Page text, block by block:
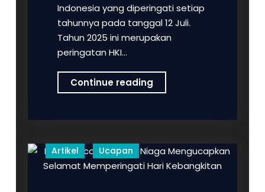
Indonesia yang diperingati setiap
tahunnya pada tanggal 12 Juli.
Tahun 2025 ini merupakan
peringatan HKI…
Continue readingPT
Samaco
Mengucapkan
Selamat
Memperingati
Artikel Ucapan